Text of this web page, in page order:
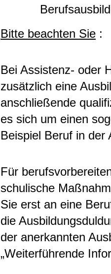
Bitte beachten Sie :
Bei Assistenz- oder
zusätzlich eine
anschließende
es sich um einen
Beispiel Beruf in der
Für
schulische
Sie erst an eine
die
der anerkannten
„Weiterführende